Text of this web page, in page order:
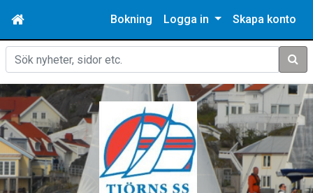
Bokning Logga in Skapa konto
Sök